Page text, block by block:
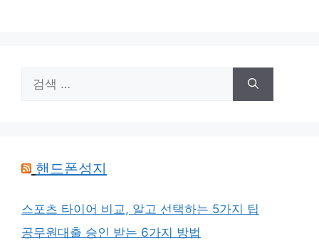
색:
핸드폰성지
스포츠 타이어 비교, 알고 선택하는 5가지 팁
공무원대출 승인 받는 6가지 방법